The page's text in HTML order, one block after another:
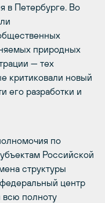
в Петербурге. Во
природных
— тех
критиковали новый
его разработки и
по
Российской
структуры
центр
всю полноту